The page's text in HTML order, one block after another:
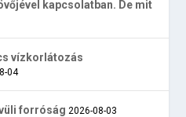
kapcsolatban. De mit
vízkorlátozás
04
forróság 2026-08-03